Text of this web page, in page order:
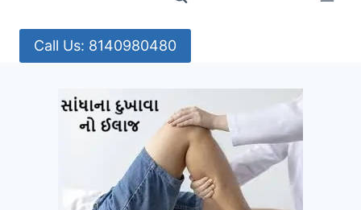
Call Us: 8140980480